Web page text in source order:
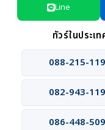
Line
ทัวร์ในประเท
088-215-
082-943-
086-448-